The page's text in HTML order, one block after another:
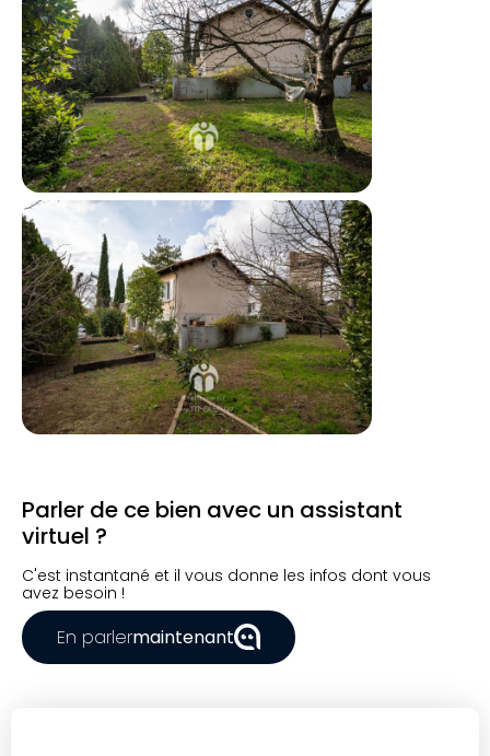
Parler de ce bien avec un assistant
virtuel ?
C'est instantané et il vous donne les infos dont vous
avez besoin !
En parlermaintenant